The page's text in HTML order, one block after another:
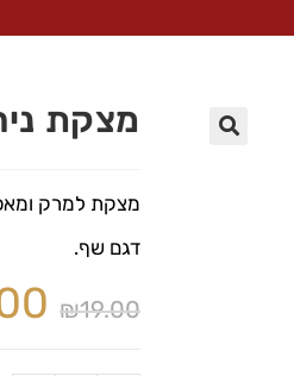
מצקת
מצקת למרק
דגם שף.
₪19.00